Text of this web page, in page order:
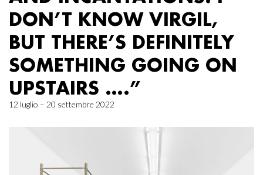
DON’T KNOW VIRGIL,
BUT THERE’S DEFINITELY
SOMETHING GOING ON
UPSTAIRS ….”
12 luglio – 20 settembre 2022